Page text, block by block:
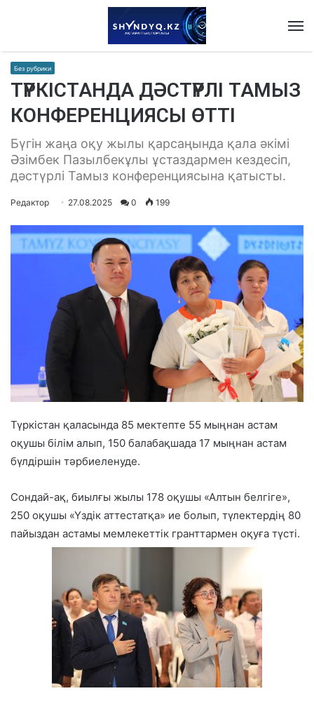
Без рубрики
ТҮРКІСТАНДА ДӘСТҮРЛІ ТАМЫЗ
КОНФЕРЕНЦИЯСЫ ӨТТІ
Бүгін жаңа оқу жылы қарсаңында қала әкімі
Әзімбек Пазылбекұлы ұстаздармен кездесіп,
дәстүрлі Тамыз конференциясына қатысты.
Редактор 27.08.2025 0 199
Түркістан қаласында 85 мектепте 55 мыңнан астам
оқушы білім алып, 150 балабақшада 17 мыңнан астам
бүлдіршін тәрбиеленуде.
Сондай-ақ, биылғы жылы 178 оқушы «Алтын белгіге»,
250 оқушы «Үздік аттестатқа» ие болып, түлектердің 80
пайыздан астамы мемлекеттік гранттармен оқуға түсті.